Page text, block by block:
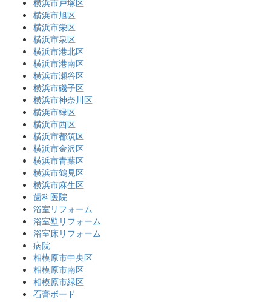
横浜市戸塚区
横浜市旭区
横浜市栄区
横浜市泉区
横浜市港北区
横浜市港南区
横浜市瀬谷区
横浜市磯子区
横浜市神奈川区
横浜市緑区
横浜市西区
横浜市都筑区
横浜市金沢区
横浜市青葉区
横浜市鶴見区
横浜市麻生区
歯科医院
浴室リフォーム
浴室壁リフォーム
浴室床リフォーム
病院
相模原市中央区
相模原市南区
相模原市緑区
石膏ボード